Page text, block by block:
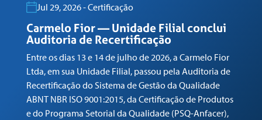
Jul 29, 2026 - Certificação
Carmelo Fior — Unidade Filial conclui
Auditoria de Recertificação
Entre os dias 13 e 14 de julho de 2026, a Carmelo Fior
Ltda, em sua Unidade Filial, passou pela Auditoria de
Recertificação do Sistema de Gestão da Qualidade
ABNT NBR ISO 9001:2015, da Certificação de Produtos
e do Programa Setorial da Qualidade (PSQ-Anfacer),